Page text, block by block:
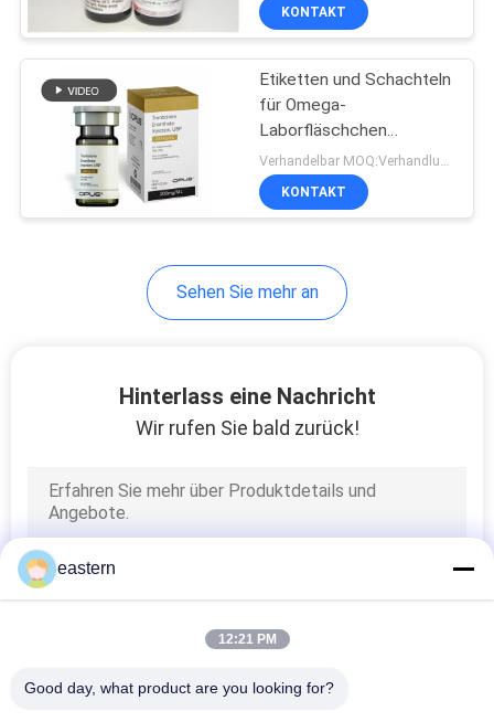
Medizin-Flaschen-
Aufkleber
Medizin-Flaschen-
kleine Glasphiolen
KONTAKT
Etiketten und Schachteln
für Omega-
Laborfläschchen
Masteron E 200 OPUS
10 ml
Verhandelbar MOQ:Verhandlung
KONTAKT
Sehen Sie mehr an
Hinterlass eine Nachricht
Wir rufen Sie bald zurück!
eastern
12:21 PM
Good day, what product are you looking for?